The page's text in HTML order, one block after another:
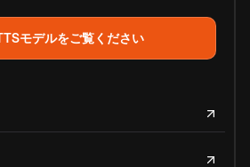
モデルをご覧ください